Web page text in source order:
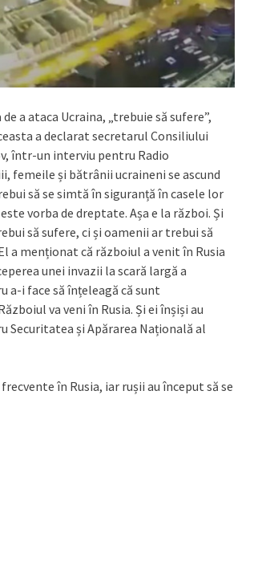
a ataca Ucraina, „trebuie să sufere”,
a declarat secretarul Consiliului
într-un interviu pentru Radio
femeile și bătrânii ucraineni se ascund
să se simtă în siguranță în casele lor
vorba de dreptate. Așa e la război. Și
să sufere, ci și oamenii ar trebui să
a menționat că războiul a venit în Rusia
unei invazii la scară largă a
a-i face să înțeleagă că sunt
va veni în Rusia. Și ei înșiși au
Securitatea și Apărarea Națională al
în Rusia, iar rușii au început să se